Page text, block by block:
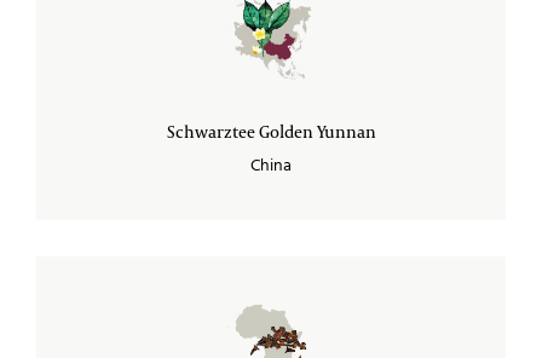
Schwarztee Golden Yunnan
China